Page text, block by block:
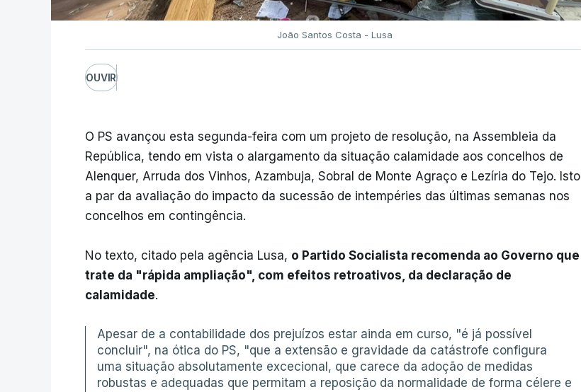
João Santos Costa - Lusa
OUVIR
O PS avançou esta segunda-feira com um projeto de resolução, na Assembleia da
República, tendo em vista o alargamento da situação calamidade aos concelhos de
Alenquer, Arruda dos Vinhos, Azambuja, Sobral de Monte Agraço e Lezíria do Tejo. Isto
a par da avaliação do impacto da sucessão de intempéries das últimas semanas nos
concelhos em contingência.
No texto, citado pela agência Lusa, o Partido Socialista recomenda ao Governo que
trate da "rápida ampliação", com efeitos retroativos, da declaração de
calamidade.
Apesar de a contabilidade dos prejuízos estar ainda em curso, "é já possível
concluir", na ótica do PS, "que a extensão e gravidade da catástrofe configura
uma situação absolutamente excecional, que carece da adoção de medidas
robustas e adequadas que permitam a reposição da normalidade de forma célere e